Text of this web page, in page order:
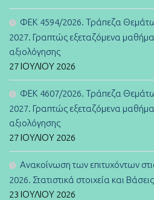
ΦΕΚ 4594/2026. Τράπεζα
2027. Γραπτώς εξεταζόμενα
αξιολόγησης
27 ΙΟΥΛΊΟΥ 2026
ΦΕΚ 4607/2026. Τράπεζα
2027. Γραπτώς εξεταζόμενα
αξιολόγησης
27 ΙΟΥΛΊΟΥ 2026
Ανακοίνωση των επιτυχόντων
2026. Στατιστικά στοιχεία και
23 ΙΟΥΛΊΟΥ 2026